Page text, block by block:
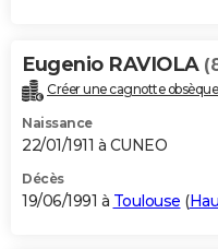
Eugenio RAVIOLA
Créer une cagnotte
Naissance
22/01/1911 à CUNEO
Décès
19/06/1991 à Toulouse (